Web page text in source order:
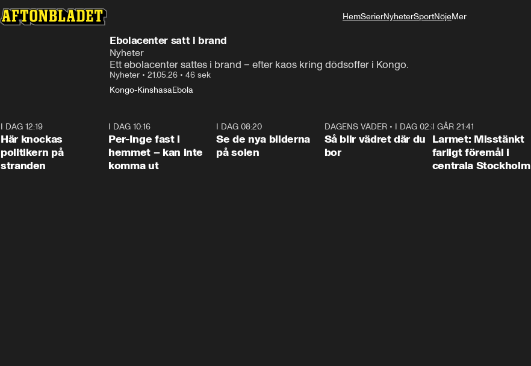
HemSerierNyheterSportNöjeMer
Ebolacenter satt i brand
Nyheter
Ett ebolacenter sattes i brand – efter kaos kring dödsoffer i Kongo.
Nyheter • 21.05.26 • 46 sek
Kongo-KinshasaEbola
I DAG 12:19
Här knockas
politikern på
stranden
I DAG 10:16
Per-Inge fast i
hemmet – kan inte
komma ut
I DAG 08:20
Se de nya bilderna
på solen
1:06
DAGENS VÄDER• I DAG 02:30
Så blir vädret där du
bor
I GÅR 21:41
Larmet: Misstänkt
farligt föremål i
centrala Stockholm